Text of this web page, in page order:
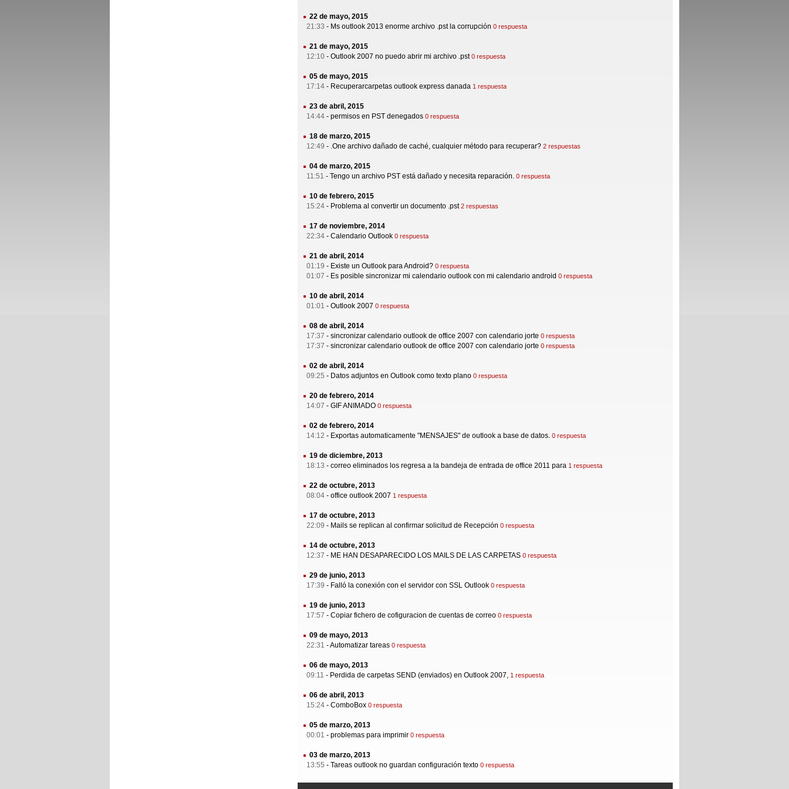
22 de mayo, 2015
21:33 - Ms outlook 2013 enorme archivo .pst la corrupción 0 respuesta
21 de mayo, 2015
12:10 - Outlook 2007 no puedo abrir mi archivo .pst 0 respuesta
05 de mayo, 2015
17:14 - Recuperarcarpetas outlook express danada 1 respuesta
23 de abril, 2015
14:44 - permisos en PST denegados 0 respuesta
18 de marzo, 2015
12:49 - .One archivo dañado de caché, cualquier método para recuperar? 2 respuestas
04 de marzo, 2015
11:51 - Tengo un archivo PST está dañado y necesita reparación. 0 respuesta
10 de febrero, 2015
15:24 - Problema al convertir un documento .pst 2 respuestas
17 de noviembre, 2014
22:34 - Calendario Outlook 0 respuesta
21 de abril, 2014
01:19 - Existe un Outlook para Android? 0 respuesta
01:07 - Es posible sincronizar mi calendario outlook con mi calendario android 0 respuesta
10 de abril, 2014
01:01 - Outlook 2007 0 respuesta
08 de abril, 2014
17:37 - sincronizar calendario outlook de office 2007 con calendario jorte 0 respuesta
17:37 - sincronizar calendario outlook de office 2007 con calendario jorte 0 respuesta
02 de abril, 2014
09:25 - Datos adjuntos en Outlook como texto plano 0 respuesta
20 de febrero, 2014
14:07 - GIF ANIMADO 0 respuesta
02 de febrero, 2014
14:12 - Exportas automaticamente "MENSAJES" de outlook a base de datos. 0 respuesta
19 de diciembre, 2013
18:13 - correo eliminados los regresa a la bandeja de entrada de office 2011 para 1 respuesta
22 de octubre, 2013
08:04 - office outlook 2007 1 respuesta
17 de octubre, 2013
22:09 - Mails se replican al confirmar solicitud de Recepción 0 respuesta
14 de octubre, 2013
12:37 - ME HAN DESAPARECIDO LOS MAILS DE LAS CARPETAS 0 respuesta
29 de junio, 2013
17:39 - Falló la conexión con el servidor con SSL Outlook 0 respuesta
19 de junio, 2013
17:57 - Copiar fichero de cofiguracion de cuentas de correo 0 respuesta
09 de mayo, 2013
22:31 -Automatizar tareas 0 respuesta
06 de mayo, 2013
09:11 - Perdida de carpetas SEND (enviados) en Outlook 2007, 1 respuesta
06 de abril, 2013
15:24 - ComboBox 0 respuesta
05 de marzo, 2013
00:01 - problemas para imprimir 0 respuesta
03 de marzo, 2013
13:55 - Tareas outlook no guardan configuración texto 0 respuesta